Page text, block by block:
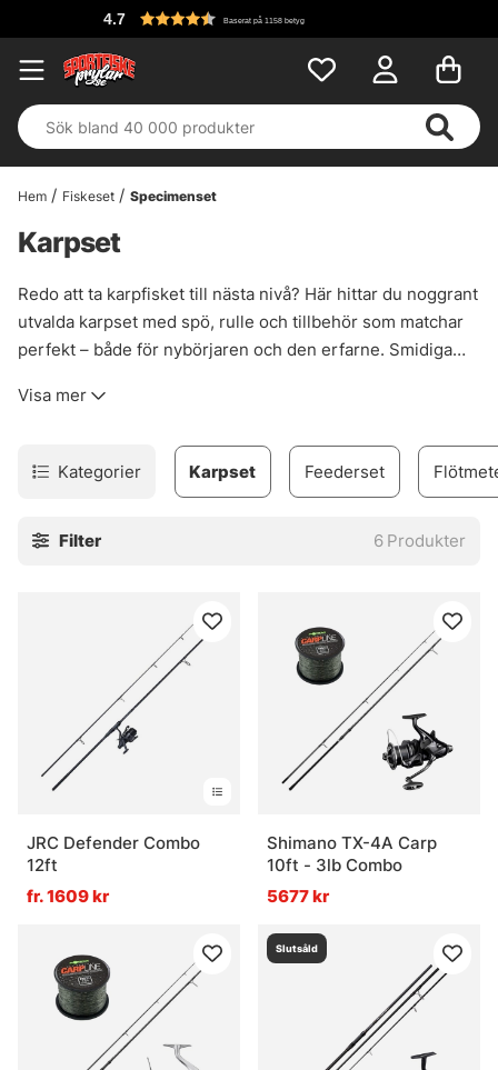
4.7 Baserat på 1158 betyg
Hem Fiskeset Specimenset
Karpset
Redo att ta karpfisket till nästa nivå? Här hittar du noggrant
utvalda karpset med spö, rulle och tillbehör som matchar
perfekt – både för nybörjaren och den erfarne. Smidiga
vid vattnet.
Visa mer
Kategorier Feederset
Karpset
Filter 6 Produkter
JRC Defender Combo
12ft
fr. 1609 kr
Shimano TX-4A Carp
10ft - 3lb Combo
5677 kr
Slutsåld